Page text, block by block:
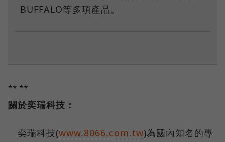
BUFFALO等多項產品。
** **
關於奕瑞科技：
奕瑞科技(www.8066.com.tw)為國內知名的專